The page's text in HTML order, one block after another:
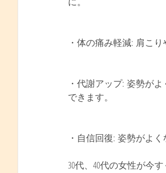
・体の痛み軽減: 肩こ
・代謝アップ: 姿勢が
できます。
・自信回復: 姿勢がよ
30代、40代の女性が今